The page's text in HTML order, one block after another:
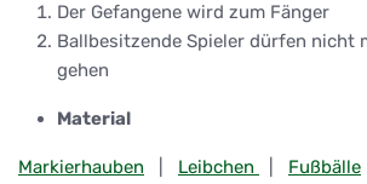
Der Gefangene wird zum Fänger
Ballbesitzende Spieler dürfen nicht
gehen
Material
Markierhauben Leibchen Fußbälle